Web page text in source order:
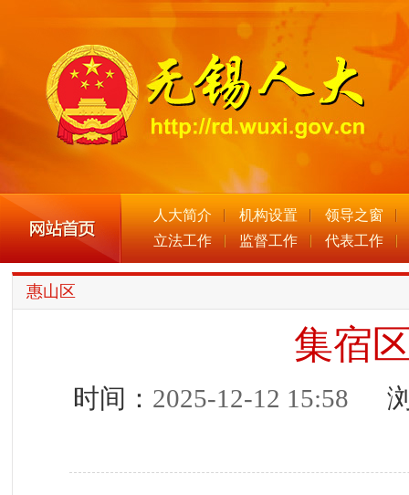
人大简介 机构设置
领导之窗
立法工作
监督工作 代表工作
惠山区
集宿
时间： 2025-12-12 15:58 浏